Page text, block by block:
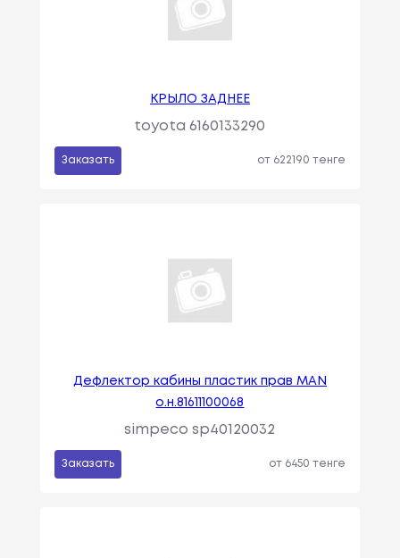
КРЫЛО ЗАДНЕЕ
toyota 6160133290
Заказать от 622190 тенге
Дефлектор кабины пластик прав MAN
о.н.81611100068
simpeco sp40120032
Заказать от 6450 тенге